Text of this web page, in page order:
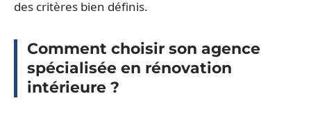
des critères bien définis.
Comment choisir son agence
spécialisée en rénovation
intérieure ?